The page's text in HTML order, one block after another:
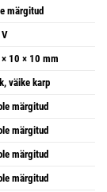
märgitud
V
10 × 10 mm
väike karp
märgitud
märgitud
märgitud
märgitud